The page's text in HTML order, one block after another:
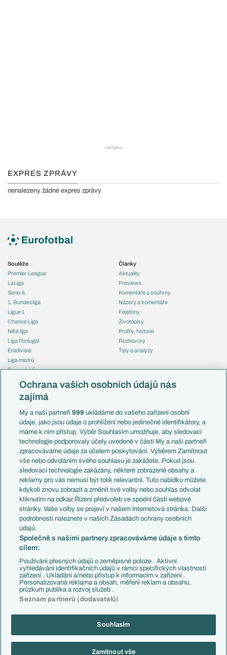
EXPRES ZPRÁVY
nenalezeny žádné expres zprávy
Soutěže
Premier League
LaLiga
Serie A
1. Bundesliga
Ligue 1
Chance Liga
Niké liga
Liga Portugal
Eredivisie
Liga mistrů
Evropská liga
Mistrovství světa
Liga národů
Témata
Představení týmů MS
EuroSkauting
PL v kostce
Evropské koeficienty
Přestupy
Přestupové spekulace
Zranění
Kluby
Arsenal FC
Chelsea FC
Manchester United
AC Milán
Juventus FC
Bayern Mnichov
FC Barcelona
Real Madrid
Články
Aktuality
Previews
Komentáře a souhrny
Názory a komentáře
Fejetony
Životopisy
Profily, historie
Rozhovory
Tipy a analýzy
Česko
Francie
Itálie
Německo
Španělsko
Argentina
Brazílie
Přestupy
Zápasy
Livescore
Tipovací soutěž
Copyright © 2001-2026 EuroFotbal.cz. Využíváme zpravodajství ČTK.
Informace o zpracování osobních údajů
Ochrana vašich osobních údajů nás
zajímá
My a naši partneři999 ukládáme do vašeho zařízení osobní
údaje, jako jsou údaje o prohlížení nebo jedinečné identifikátory, a
máme k nim přístup. Výběr Souhlasím umožňuje, aby sledovací
technologie podporovaly účely uvedené v části My a naši partneři
zpracováváme údaje za účelem poskytování. Výběrem Zamítnout
vše nebo odvoláním svého souhlasu je zakážete. Pokud jsou
sledovací technologie zakázány, některé zobrazené obsahy a
reklamy pro vás nemusí být tolik relevantní. Tuto nabídku můžete
kdykoli znovu zobrazit a změnit své volby nebo souhlas odvolat
kliknutím na odkaz Řízení předvoleb ve spodní části webové
stránky. Vaše volby se projeví v našem Internetová stránka. Další
podrobnosti naleznete v našich Zásadách ochrany osobních
údajů.
Společně s našimi partnery zpracováváme údaje s tímto
cílem:
Používání přesných údajů o zeměpisné poloze . Aktivní
vyhledávání identifikačních údajů v rámci specifických vlastností
zařízení . Ukládání a/nebo přístup k informacím v zařízení .
Personalizovaná reklama a obsah, měření reklam a obsahu,
průzkum publika a rozvoj služeb .
Seznam partnerů (dodavatelů)
Souhlasím
Zamítnout vše